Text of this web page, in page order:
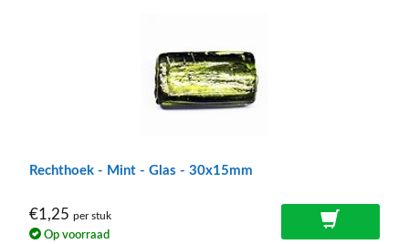
Rechthoek - Mint - Glas - 30x15mm
€1,25 per stuk
Op voorraad